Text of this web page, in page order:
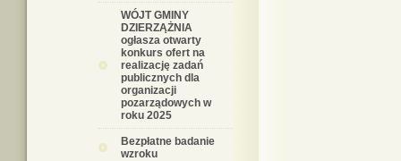
WÓJT GMINY
DZIERZĄŻNIA
ogłasza otwarty
konkurs ofert na
realizację zadań
publicznych dla
organizacji
pozarządowych w
roku 2025
Bezpłatne badanie
wzroku